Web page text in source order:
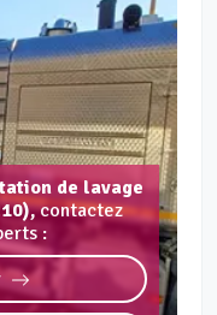
de lavage
contactez
: